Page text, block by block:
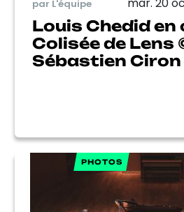
par L'équipe
Louis Chedid
Colisée de Lens
Sébastien Ciron
PHOTOS